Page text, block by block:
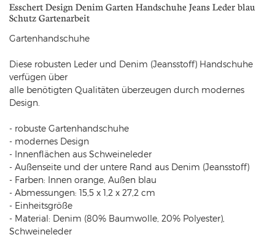
Esschert Design Denim Garten Handschuhe Jeans Leder blau
Schutz Gartenarbeit
Gartenhandschuhe
Diese robusten Leder und Denim (Jeansstoff) Handschuhe
verfügen über
alle benötigten Qualitäten überzeugen durch modernes
Design.
- robuste Gartenhandschuhe
- modernes Design
- Innenflächen aus Schweineleder
- Außenseite und der untere Rand aus Denim (Jeansstoff)
- Farben: Innen orange, Außen blau
- Abmessungen: 15,5 x 1,2 x 27,2 cm
- Einheitsgröße
- Material: Denim (80% Baumwolle, 20% Polyester),
Schweineleder